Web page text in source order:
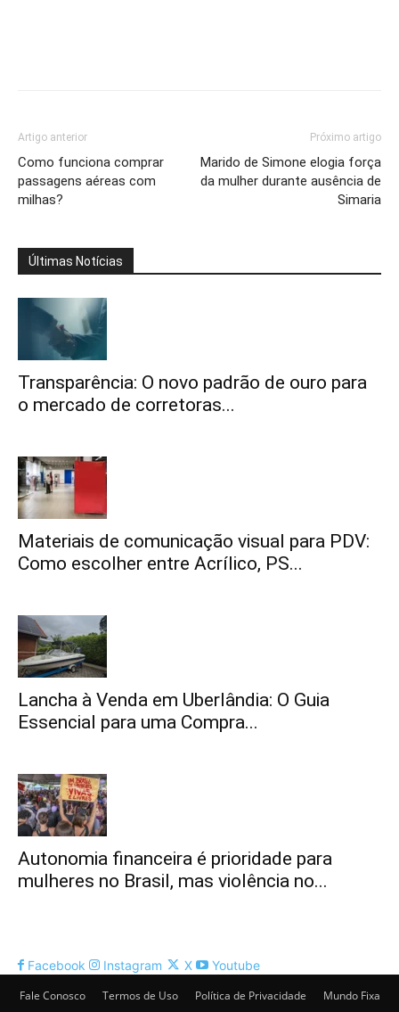
Artigo anterior
Como funciona comprar
passagens aéreas com
milhas?
Próximo artigo
Marido de Simone elogia força
da mulher durante ausência de
Simaria
Últimas Notícias
Transparência: O novo padrão de ouro para
o mercado de corretoras...
Materiais de comunicação visual para PDV:
Como escolher entre Acrílico, PS...
Lancha à Venda em Uberlândia: O Guia
Essencial para uma Compra...
Autonomia financeira é prioridade para
mulheres no Brasil, mas violência no...
Facebook Instagram X
Youtube
Fale Conosco
Termos de Uso Política de Privacidade Mundo Fixa